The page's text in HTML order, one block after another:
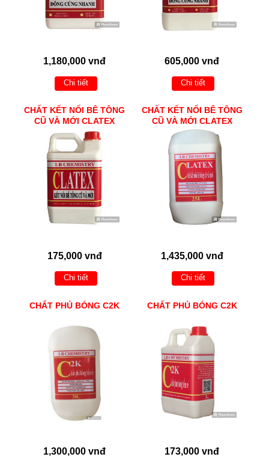
1,180,000 vnđ
Chi tiết
605,000 vnđ
Chi tiết
CHẤT KẾT NỐI BÊ TÔNG
CŨ VÀ MỚI CLATEX
175,000 vnđ
Chi tiết
CHẤT KẾT NỐI BÊ TÔNG
CŨ VÀ MỚI CLATEX
1,435,000 vnđ
Chi tiết
CHẤT PHỦ BÓNG C2K
1,300,000 vnđ
CHẤT PHỦ BÓNG C2K
173,000 vnđ